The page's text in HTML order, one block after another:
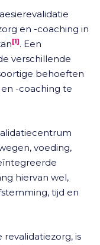
en -coaching in
[1]. Een
verschillende
behoeften
-coaching te
voeding,
hiervan wel,
tijd en
is